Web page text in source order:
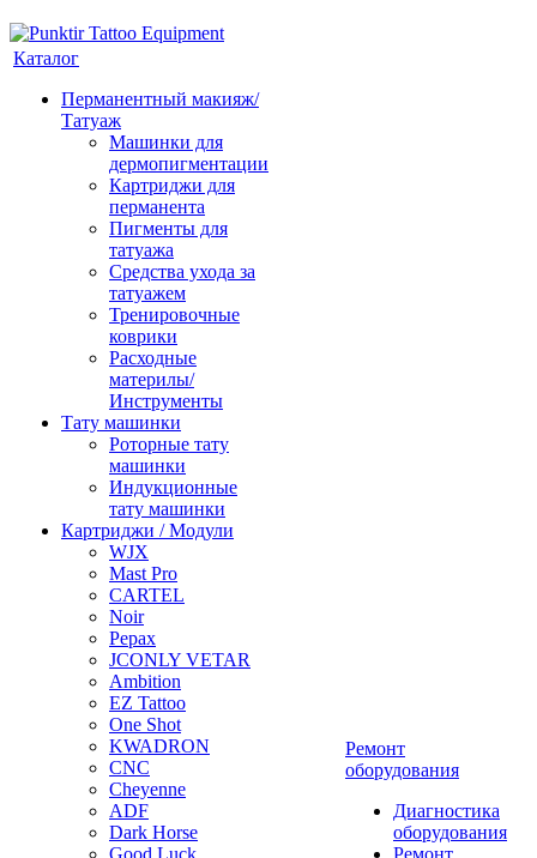
Каталог
Перманентный макияж/
Татуаж
Машинки для
дермопигментации
Картриджи для
перманента
Пигменты для
татуажа
Средства ухода за
татуажем
Тренировочные
коврики
Расходные
материлы/
Инструменты
Тату машинки
Роторные тату
машинки
Индукционные
тату машинки
Картриджи / Модули
WJX
Mast Pro
CARTEL
Noir
Pepax
JCONLY VETAR
Ambition
EZ Tattoo
One Shot
KWADRON
CNC
Cheyenne
ADF
Dark Horse
Good Luck
Ремонт
оборудования
Диагностика
оборудования
Ремонт